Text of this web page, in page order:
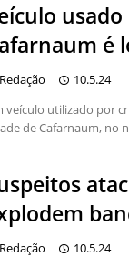
é
Redação
10.5.24
veículo utilizado por
de Cafarnaum, no
Redação
10.5.24